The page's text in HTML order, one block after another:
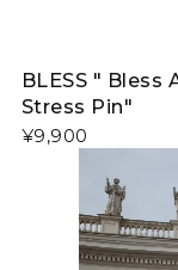
BLESS " Bless
Stress Pin"
¥9,900